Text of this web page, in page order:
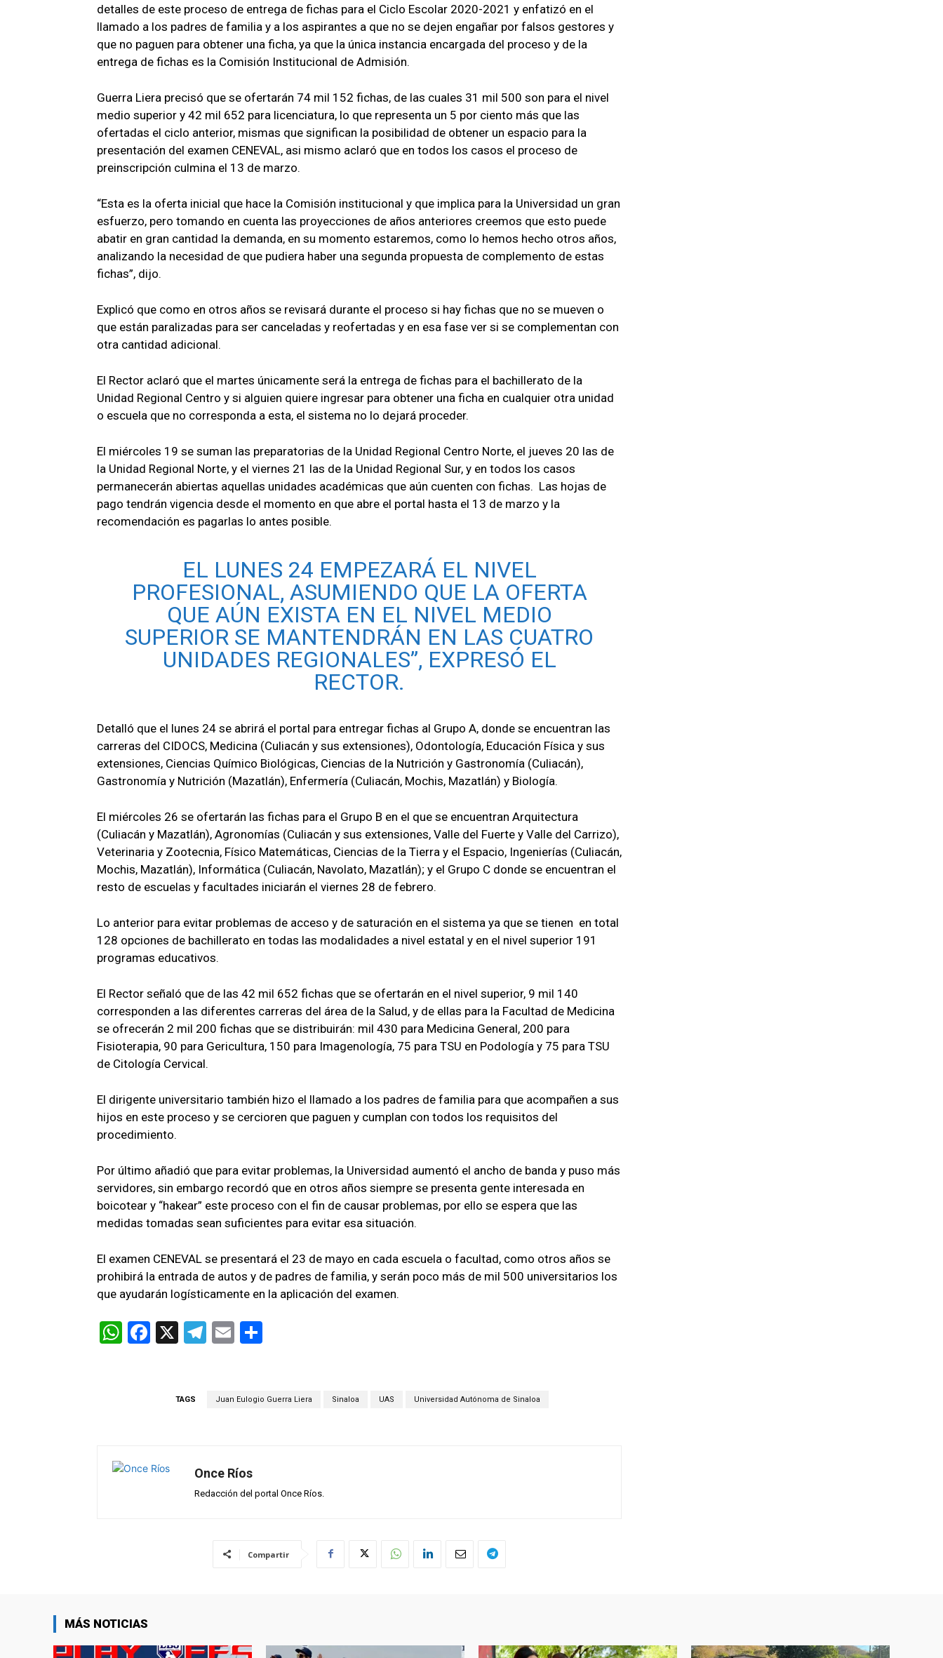
detalles de este proceso de entrega de fichas para el Ciclo Escolar 2020-2021 y enfatizó en el
llamado a los padres de familia y a los aspirantes a que no se dejen engañar por falsos gestores y
que no paguen para obtener una ficha, ya que la única instancia encargada del proceso y de la
entrega de fichas es la Comisión Institucional de Admisión.
Guerra Liera precisó que se ofertarán 74 mil 152 fichas, de las cuales 31 mil 500 son para el nivel
medio superior y 42 mil 652 para licenciatura, lo que representa un 5 por ciento más que las
ofertadas el ciclo anterior, mismas que significan la posibilidad de obtener un espacio para la
presentación del examen CENEVAL, asi mismo aclaró que en todos los casos el proceso de
preinscripción culmina el 13 de marzo.
“Esta es la oferta inicial que hace la Comisión institucional y que implica para la Universidad un gran
esfuerzo, pero tomando en cuenta las proyecciones de años anteriores creemos que esto puede
abatir en gran cantidad la demanda, en su momento estaremos, como lo hemos hecho otros años,
analizando la necesidad de que pudiera haber una segunda propuesta de complemento de estas
fichas”, dijo.
Explicó que como en otros años se revisará durante el proceso si hay fichas que no se mueven o
que están paralizadas para ser canceladas y reofertadas y en esa fase ver si se complementan con
otra cantidad adicional.
El Rector aclaró que el martes únicamente será la entrega de fichas para el bachillerato de la
Unidad Regional Centro y si alguien quiere ingresar para obtener una ficha en cualquier otra unidad
o escuela que no corresponda a esta, el sistema no lo dejará proceder.
El miércoles 19 se suman las preparatorias de la Unidad Regional Centro Norte, el jueves 20 las de
la Unidad Regional Norte, y el viernes 21 las de la Unidad Regional Sur, y en todos los casos
permanecerán abiertas aquellas unidades académicas que aún cuenten con fichas. Las hojas de
pago tendrán vigencia desde el momento en que abre el portal hasta el 13 de marzo y la
recomendación es pagarlas lo antes posible.
EL LUNES 24 EMPEZARÁ EL NIVEL
PROFESIONAL, ASUMIENDO QUE LA OFERTA
QUE AÚN EXISTA EN EL NIVEL MEDIO
SUPERIOR SE MANTENDRÁN EN LAS CUATRO
UNIDADES REGIONALES”, EXPRESÓ EL
RECTOR.
Detalló que el lunes 24 se abrirá el portal para entregar fichas al Grupo A, donde se encuentran las
carreras del CIDOCS, Medicina (Culiacán y sus extensiones), Odontología, Educación Física y sus
extensiones, Ciencias Químico Biológicas, Ciencias de la Nutrición y Gastronomía (Culiacán),
Gastronomía y Nutrición (Mazatlán), Enfermería (Culiacán, Mochis, Mazatlán) y Biología.
El miércoles 26 se ofertarán las fichas para el Grupo B en el que se encuentran Arquitectura
(Culiacán y Mazatlán), Agronomías (Culiacán y sus extensiones, Valle del Fuerte y Valle del Carrizo),
Veterinaria y Zootecnia, Físico Matemáticas, Ciencias de la Tierra y el Espacio, Ingenierías (Culiacán,
Mochis, Mazatlán), Informática (Culiacán, Navolato, Mazatlán); y el Grupo C donde se encuentran el
resto de escuelas y facultades iniciarán el viernes 28 de febrero.
Lo anterior para evitar problemas de acceso y de saturación en el sistema ya que se tienen en total
128 opciones de bachillerato en todas las modalidades a nivel estatal y en el nivel superior 191
programas educativos.
El Rector señaló que de las 42 mil 652 fichas que se ofertarán en el nivel superior, 9 mil 140
corresponden a las diferentes carreras del área de la Salud, y de ellas para la Facultad de Medicina
se ofrecerán 2 mil 200 fichas que se distribuirán: mil 430 para Medicina General, 200 para
Fisioterapia, 90 para Gericultura, 150 para Imagenología, 75 para TSU en Podología y 75 para TSU
de Citología Cervical.
El dirigente universitario también hizo el llamado a los padres de familia para que acompañen a sus
hijos en este proceso y se cercioren que paguen y cumplan con todos los requisitos del
procedimiento.
Por último añadió que para evitar problemas, la Universidad aumentó el ancho de banda y puso más
servidores, sin embargo recordó que en otros años siempre se presenta gente interesada en
boicotear y “hakear” este proceso con el fin de causar problemas, por ello se espera que las
medidas tomadas sean suficientes para evitar esa situación.
El examen CENEVAL se presentará el 23 de mayo en cada escuela o facultad, como otros años se
prohibirá la entrada de autos y de padres de familia, y serán poco más de mil 500 universitarios los
que ayudarán logísticamente en la aplicación del examen.
W
p
F
k
X
T
gr
E
p
TAGS Juan Eulogio Guerra Liera Sinaloa UAS Universidad Autónoma de Sinaloa
Once Ríos
Redacción del portal Once Ríos.
Compartir
MÁS NOTICIAS